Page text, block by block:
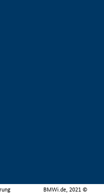
BMWi.de, 2021 ©